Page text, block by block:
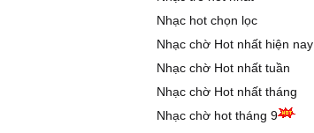
Nhạc hot chọn lọc
Nhạc chờ Hot nhất hiện nay
Nhạc chờ Hot nhất tuần
Nhạc chờ Hot nhất tháng
Nhạc chờ hot tháng 9